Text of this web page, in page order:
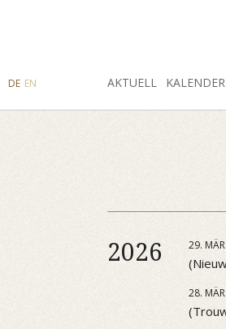
AKTUELL KALENDER
FACEBOOK
INSTAGRAM
SUCHE
DE EN
2026 29.
28.